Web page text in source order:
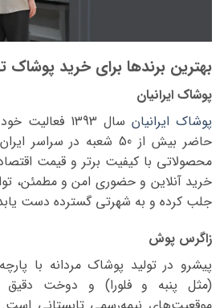
بهترین برندها برای خرید پوشاک
پوشاک ایرانیان
پوشاک ایرانیان
سال 1393
حاضر بیش از 50 شعبه در
محصولاتی با کیفیت برتر و قیمت
خرید آنلاین و حضوری امن و مطمئن،
جلب کرده و به شهرتی گسترده دست
زاگرس پوش
پیشرو در تولید پوشاک مردانه با
(مثل پنبه و فلورا) و دوخت